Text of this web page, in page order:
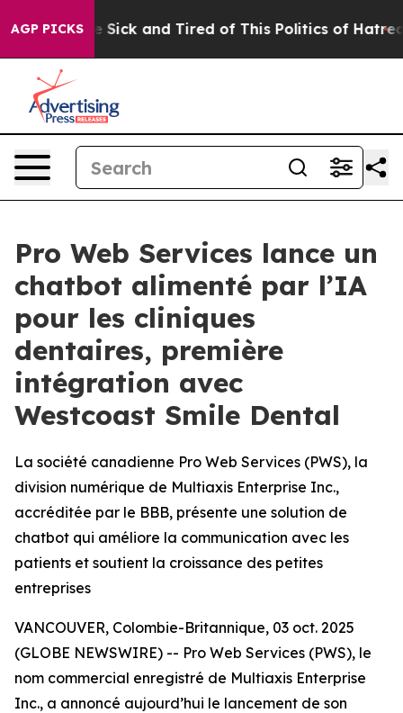
AGP PICKS
Are Sick and Tired of This Politics of Hatred”
Pro Web Services lance un
chatbot alimenté par l’IA
pour les cliniques
dentaires, première
intégration avec
Westcoast Smile Dental
La société canadienne Pro Web Services (PWS), la
division numérique de Multiaxis Enterprise Inc.,
accréditée par le BBB, présente une solution de
chatbot qui améliore la communication avec les
patients et soutient la croissance des petites
entreprises
VANCOUVER, Colombie-Britannique, 03 oct. 2025
(GLOBE NEWSWIRE) -- Pro Web Services (PWS), le
nom commercial enregistré de Multiaxis Enterprise
Inc., a annoncé aujourd’hui le lancement de son